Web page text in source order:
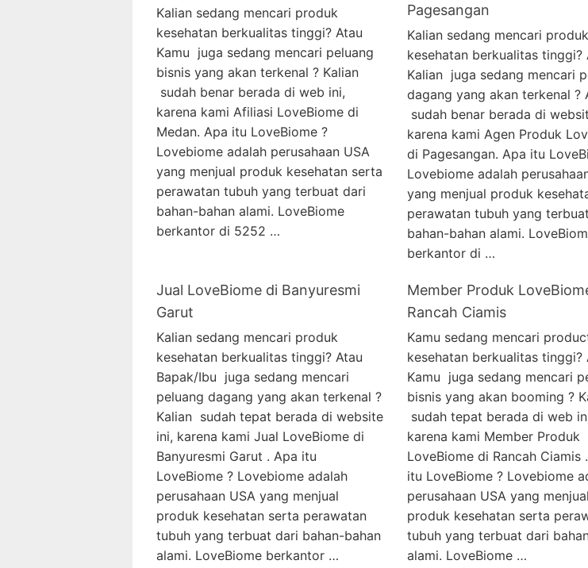
Kalian sedang mencari produk
kesehatan berkualitas tinggi? Atau
Kamu juga sedang mencari peluang
bisnis yang akan terkenal ? Kalian
sudah benar berada di web ini,
karena kami Afiliasi LoveBiome di
Medan. Apa itu LoveBiome ?
Lovebiome adalah perusahaan USA
yang menjual produk kesehatan serta
perawatan tubuh yang terbuat dari
bahan-bahan alami. LoveBiome
berkantor di 5252 …
Pagesangan
Kalian sedang mencari produk
kesehatan berkualitas tinggi?
Kalian juga sedang mencari
dagang yang akan terkenal ?
sudah benar berada di
karena kami Agen Produk
di Pagesangan. Apa itu
Lovebiome adalah
yang menjual produk
perawatan tubuh yang
bahan-bahan alami.
berkantor di …
Jual LoveBiome di Banyuresmi
Garut
Kalian sedang mencari produk
kesehatan berkualitas tinggi? Atau
Bapak/Ibu juga sedang mencari
peluang dagang yang akan terkenal ?
Kalian sudah tepat berada di website
ini, karena kami Jual LoveBiome di
Banyuresmi Garut . Apa itu
LoveBiome ? Lovebiome adalah
perusahaan USA yang menjual
produk kesehatan serta perawatan
tubuh yang terbuat dari bahan-bahan
alami. LoveBiome berkantor …
Member Produk
Rancah Ciamis
Kamu sedang mencari
kesehatan berkualitas tinggi?
Kamu juga sedang mencari
bisnis yang akan booming ?
sudah tepat berada di web
karena kami Member Produk
LoveBiome di Rancah Ciamis
itu LoveBiome ? Lovebiome
perusahaan USA yang menjual
produk kesehatan serta
tubuh yang terbuat dari
alami. LoveBiome …